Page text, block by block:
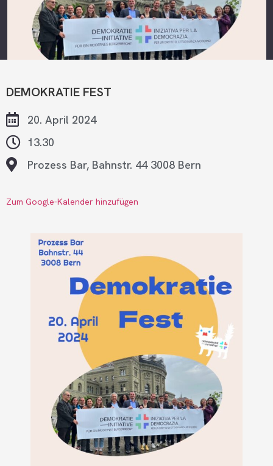
DEMOKRATIE FEST
20. April 2024
13.30
Prozess Bar, Bahnstr. 44 3008 Bern
Zum Google-Kalender hinzufügen